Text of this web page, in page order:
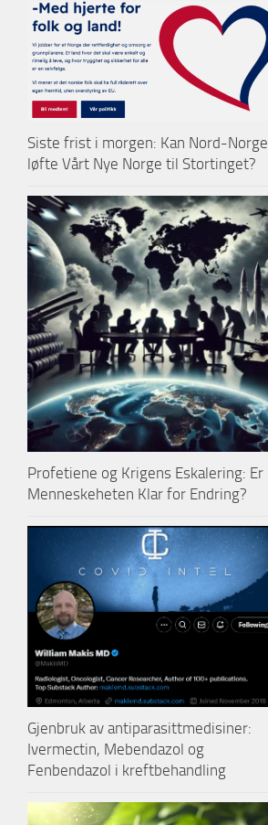
Siste frist i morgen: Kan Nord-Norge
løfte Vårt Nye Norge til Stortinget?
Profetiene og Krigens Eskalering: Er
Menneskeheten Klar for Endring?
Gjenbruk av antiparasittmedisiner:
Ivermectin, Mebendazol og
Fenbendazol i kreftbehandling